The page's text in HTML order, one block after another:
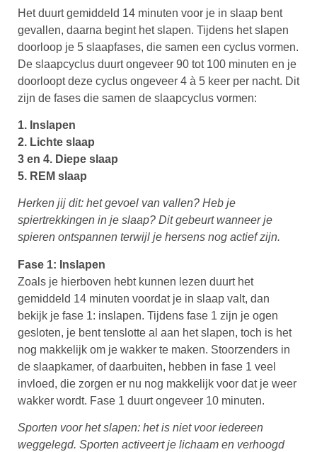
Het duurt gemiddeld 14 minuten voor je in slaap bent
gevallen, daarna begint het slapen. Tijdens het slapen
doorloop je 5 slaapfases, die samen een cyclus vormen.
De slaapcyclus duurt ongeveer 90 tot 100 minuten en je
doorloopt deze cyclus ongeveer 4 à 5 keer per nacht. Dit
zijn de fases die samen de slaapcyclus vormen:
1. Inslapen
2. Lichte slaap
3 en 4. Diepe slaap
5. REM slaap
Herken jij dit: het gevoel van vallen? Heb je
spiertrekkingen in je slaap? Dit gebeurt wanneer je
spieren ontspannen terwijl je hersens nog actief zijn.
Fase 1: Inslapen
Zoals je hierboven hebt kunnen lezen duurt het
gemiddeld 14 minuten voordat je in slaap valt, dan
bekijk je fase 1: inslapen. Tijdens fase 1 zijn je ogen
gesloten, je bent tenslotte al aan het slapen, toch is het
nog makkelijk om je wakker te maken. Stoorzenders in
de slaapkamer, of daarbuiten, hebben in fase 1 veel
invloed, die zorgen er nu nog makkelijk voor dat je weer
wakker wordt. Fase 1 duurt ongeveer 10 minuten.
Sporten voor het slapen: het is niet voor iedereen
weggelegd. Sporten activeert je lichaam en verhoogd